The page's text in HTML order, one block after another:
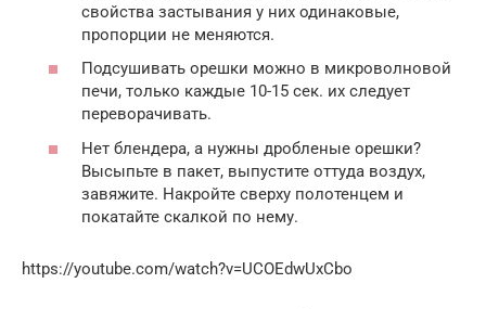
свойства застывания у них одинаковые,
пропорции не меняются.
Подсушивать орешки можно в микроволновой
печи, только каждые 10-15 сек. их следует
переворачивать.
Нет блендера, а нужны дробленые орешки?
Высыпьте в пакет, выпустите оттуда воздух,
завяжите. Накройте сверху полотенцем и
покатайте скалкой по нему.
https://youtube.com/watch?v=UCOEdwUxCbo